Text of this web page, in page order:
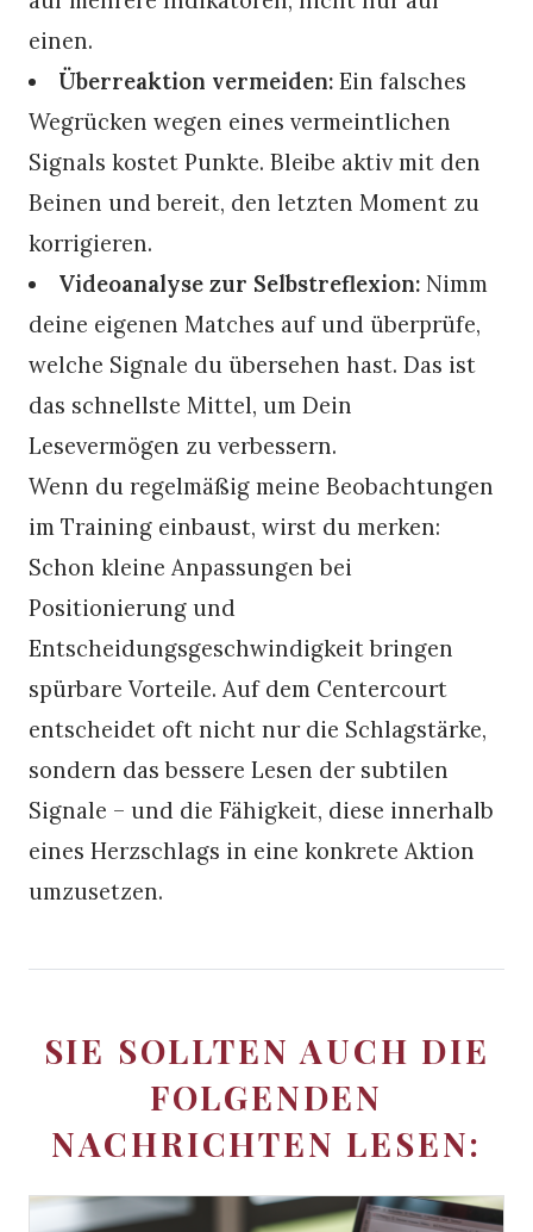
einen.
Überreaktion vermeiden: Ein falsches
Wegrücken wegen eines vermeintlichen
Signals kostet Punkte. Bleibe aktiv mit den
Beinen und bereit, den letzten Moment zu
korrigieren.
Videoanalyse zur Selbstreflexion: Nimm
deine eigenen Matches auf und überprüfe,
welche Signale du übersehen hast. Das ist
das schnellste Mittel, um Dein
Lesevermögen zu verbessern.
Wenn du regelmäßig meine Beobachtungen
im Training einbaust, wirst du merken:
Schon kleine Anpassungen bei
Positionierung und
Entscheidungsgeschwindigkeit bringen
spürbare Vorteile. Auf dem Centercourt
entscheidet oft nicht nur die Schlagstärke,
sondern das bessere Lesen der subtilen
Signale – und die Fähigkeit, diese innerhalb
eines Herzschlags in eine konkrete Aktion
umzusetzen.
SIE SOLLTEN AUCH DIE
FOLGENDEN
NACHRICHTEN LESEN: